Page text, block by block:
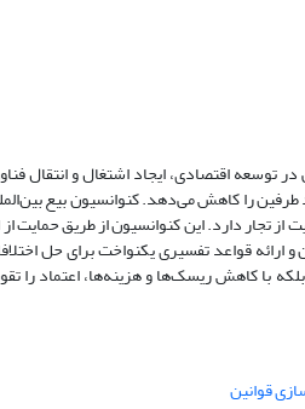
توسعه اقتصادی، ایجاد اشتغال و انتقال
را کاهش می‌دهد. کنوانسیون بیع
دارد. این کنوانسیون از طریق حمایت
قواعد تفسیری یکنواخت برای حل
با کاهش ریسک‌ها و هزینه‌ها، اعتماد را
قوانین